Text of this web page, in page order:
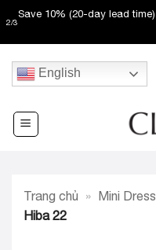
Skip
to
content
2/3
Save 10% (20-day lead
English
Trang chủ » Mini Dress
Hiba 22